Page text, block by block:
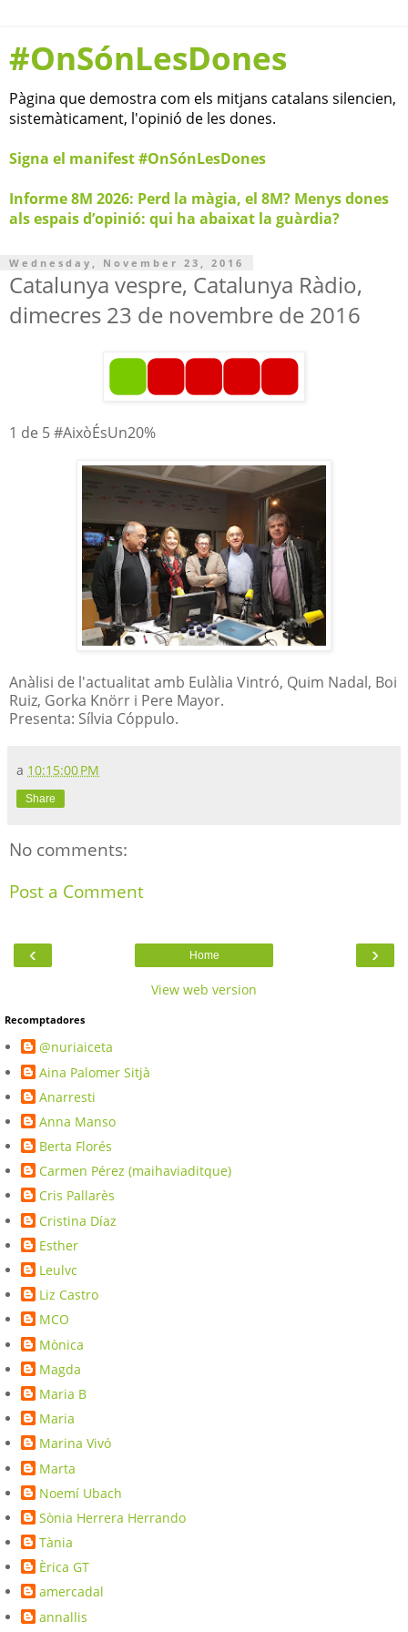
#OnSónLesDones
Pàgina que demostra com els mitjans catalans silencien,
sistemàticament, l'opinió de les dones.
Signa el manifest #OnSónLesDones
Informe 8M 2026: Perd la màgia, el 8M? Menys dones
als espais d’opinió: qui ha abaixat la guàrdia?
Wednesday, November 23, 2016
Catalunya vespre, Catalunya Ràdio,
dimecres 23 de novembre de 2016
1 de 5 #AixòÉsUn20%
Anàlisi de l'actualitat amb Eulàlia Vintró, Quim Nadal, Boi
Ruiz, Gorka Knörr i Pere Mayor.
Presenta: Sílvia Cóppulo.
a 10:15:00 PM
Share
No comments:
Post a Comment
‹ ›
Home
View web version
Recomptadores
@nuriaiceta
Aina Palomer Sitjà
Anarresti
Anna Manso
Berta Florés
Carmen Pérez (maihaviaditque)
Cris Pallarès
Cristina Díaz
Esther
Leulvc
Liz Castro
MCO
Mònica
Magda
Maria B
Maria
Marina Vivó
Marta
Noemí Ubach
Sònia Herrera Herrando
Tània
Èrica GT
amercadal
annallis